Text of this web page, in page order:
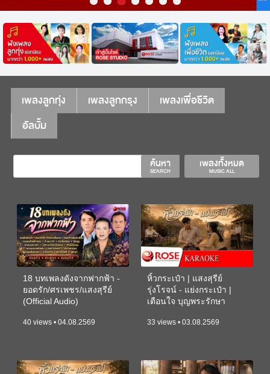
เพลงลูกทุ่ง เพลงลูกกรุง
เพลงเพื่อชีวิต
อัลบั้ม
เพลงทั้งหมด
MUSIC ALL
ค้นหา
SEARCH
18 บทเพลงดังจากฟากฟ้า -
ยอดรัก/ศรเพชร/แสงสุรีย์
(Official Audio)
40 views • 04.08.2569
หิ้วกระเป๋า | แสงสุรีย์
รุ่งโรจน์ - แย่งกระเป๋า |
เตือนใจ บุญพระรักษา
33 views • 03.08.2569